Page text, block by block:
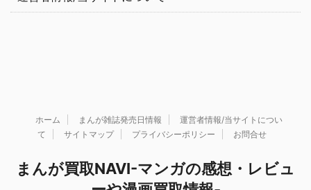
ホーム まんが雑誌発売日情報
運営者情報/当サイトについ
て
サイトマップ プライバシーポリシー お問合せ
まんが買取NAVI-マンガの感想・レビュ